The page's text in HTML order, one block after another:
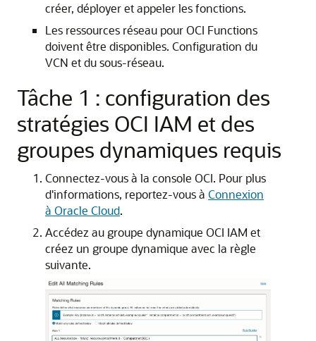
créer, déployer et appeler les fonctions.
Les ressources réseau pour OCI Functions
doivent être disponibles. Configuration du
VCN et du sous-réseau.
Tâche 1 : configuration des
stratégies OCI IAM et des
groupes dynamiques requis
Connectez-vous à la console OCI. Pour plus
d'informations, reportez-vous à Connexion
à Oracle Cloud.
Accédez au groupe dynamique OCI IAM et
créez un groupe dynamique avec la règle
suivante.